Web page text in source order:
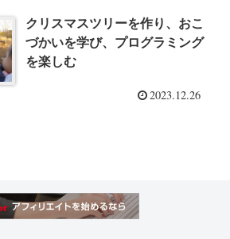
クリスマスツリーを作り、おこ
づかいを学び、プログラミング
を楽しむ
2023.12.26